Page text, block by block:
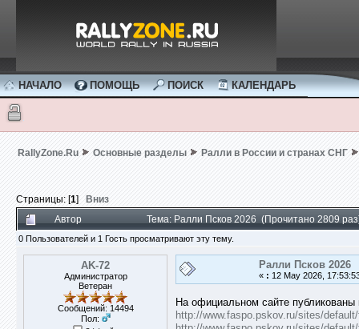
НАЧАЛО ПОМОЩЬ ПОИСК КАЛЕНДАРЬ
RallyZone.Ru Основные разделы Ралли в России и странах СНГ
Страницы: [1] Вниз
Автор
Тема: Ралли Псков 2026 (Прочитано 2809
0 Пользователей и 1 Гость просматривают эту тему.
AK-72
Администратор
Ветеран
Сообщений: 14494
Пол:
Ралли Псков 2026
« : 12 May 2026,
На официальном сайте
http://www.faspo.pskov.ru/sites/